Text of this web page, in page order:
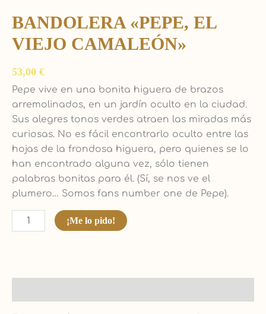
BANDOLERA «PEPE, EL
VIEJO CAMALEÓN»
53,00 €
Pepe vive en una bonita higuera de brazos
arremolinados, en un jardín oculto en la ciudad.
Sus alegres tonos verdes atraen las miradas más
curiosas. No es fácil encontrarlo oculto entre las
hojas de la frondosa higuera, pero quienes se lo
han encontrado alguna vez, sólo tienen
palabras bonitas para él. (Sí, se nos ve el
plumero… Somos fans number one de Pepe).
¡Me lo pido!